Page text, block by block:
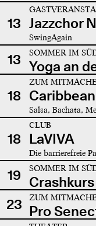
13 Jazzchor
SwingAgain
13 SOMMER IM
Yoga an
18
ZUM
Salsa, Bachata,
18
CLUB
LaVIVA
Die barrierefreie
19 SOMMER IM
23
ZUM
Pro